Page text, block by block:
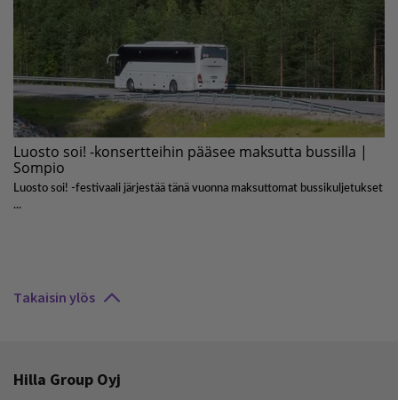
Takaisin ylös
Hilla Group Oyj